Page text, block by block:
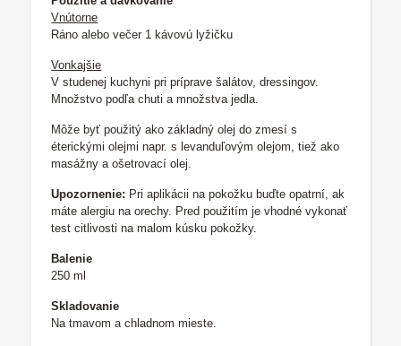
Vnútorne
Ráno alebo večer 1 kávovú lyžičku
Vonkajšie
V studenej kuchyni pri príprave šalátov, dressingov.
Množstvo podľa chuti a množstva jedla.
Môže byť použitý ako základný olej do zmesí s
éterickými olejmi napr. s levanduľovým olejom, tiež ako
masážny a ošetrovací olej.
Upozornenie: Pri aplikácii na pokožku buďte opatrní, ak
máte alergiu na orechy. Pred použitím je vhodné vykonať
test citlivosti na malom kúsku pokožky.
Balenie
250 ml
Skladovanie
Na tmavom a chladnom mieste.